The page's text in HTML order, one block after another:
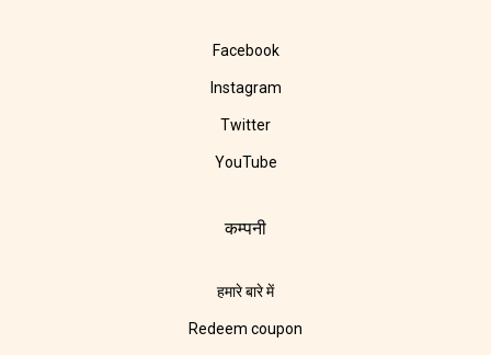
Facebook
Instagram
Twitter
YouTube
कम्पनी
हमारे बारे में
Redeem coupon